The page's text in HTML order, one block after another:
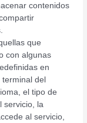
contenidos
que
con algunas
en
terminal del
el tipo de
servicio, la
al servicio,